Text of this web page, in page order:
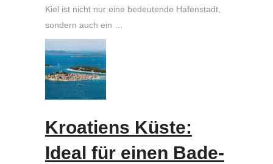
Kiel ist nicht nur eine bedeutende Hafenstadt,
sondern auch ein …
Kroatiens Küste:
Ideal für einen Bade-